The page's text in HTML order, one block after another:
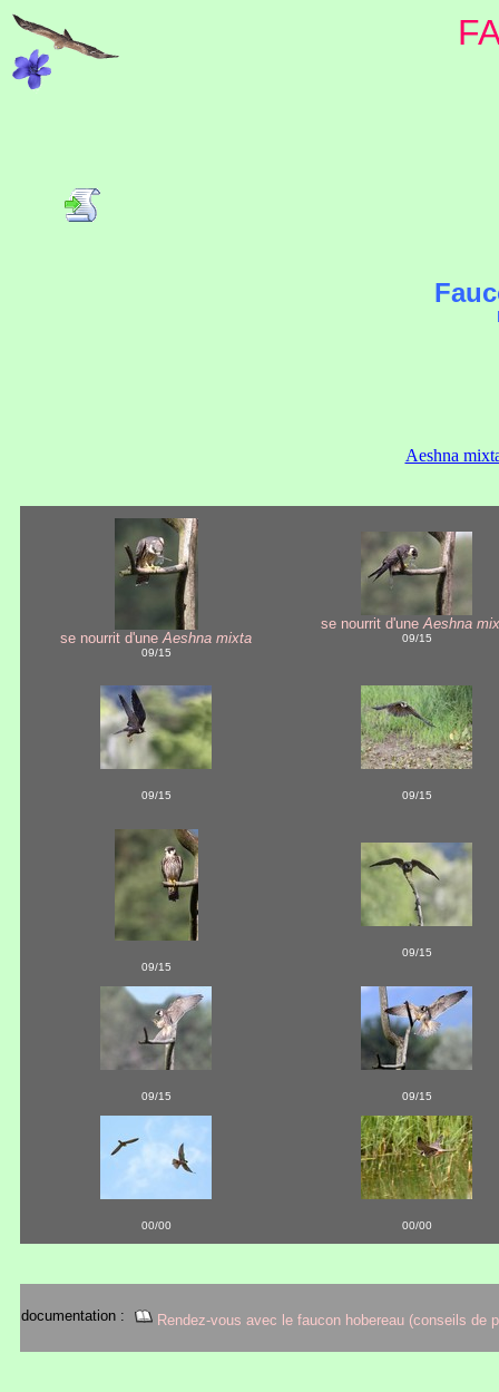
Aeshna
se nourrit d'uneAeshna mixta
09/15
se nourrit d'uneAeshna
09/15
09/15 09/15
09/15
09/15
09/15 09/15
00/00 00/00
documentation : Rendez-vous avec le faucon hobereau (conseils de